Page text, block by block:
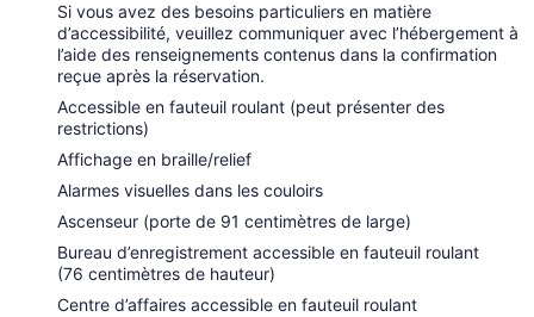
Si vous avez des besoins particuliers en matière
d’accessibilité, veuillez communiquer avec l’hébergement à
l’aide des renseignements contenus dans la confirmation
reçue après la réservation.
Accessible en fauteuil roulant (peut présenter des
restrictions)
Affichage en braille/relief
Alarmes visuelles dans les couloirs
Ascenseur (porte de 91 centimètres de large)
Bureau d’enregistrement accessible en fauteuil roulant
(76 centimètres de hauteur)
Centre d’affaires accessible en fauteuil roulant